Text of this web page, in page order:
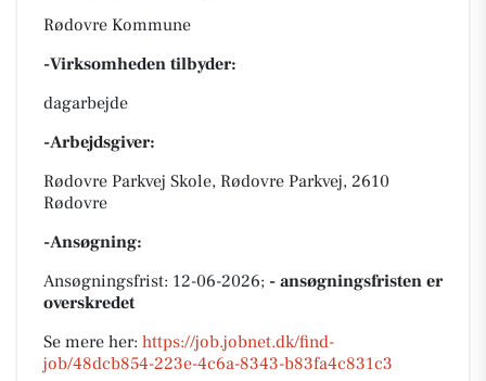
Rødovre Kommune
-Virksomheden tilbyder:
dagarbejde
-Arbejdsgiver:
Rødovre Parkvej Skole, Rødovre Parkvej, 2610
Rødovre
-Ansøgning:
Ansøgningsfrist: 12-06-2026; - ansøgningsfristen er
overskredet
Se mere her: https://job.jobnet.dk/find-
job/48dcb854-223e-4c6a-8343-b83fa4c831c3